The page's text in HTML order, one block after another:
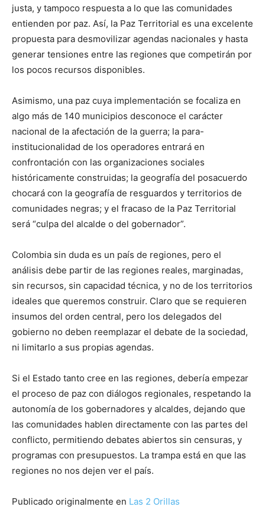
justa, y tampoco respuesta a lo que las comunidades
entienden por paz. Así, la Paz Territorial es una excelente
propuesta para desmovilizar agendas nacionales y hasta
generar tensiones entre las regiones que competirán por
los pocos recursos disponibles.
Asimismo, una paz cuya implementación se focaliza en
algo más de 140 municipios desconoce el carácter
nacional de la afectación de la guerra; la para-
institucionalidad de los operadores entrará en
confrontación con las organizaciones sociales
históricamente construidas; la geografía del posacuerdo
chocará con la geografía de resguardos y territorios de
comunidades negras; y el fracaso de la Paz Territorial
será “culpa del alcalde o del gobernador”.
Colombia sin duda es un país de regiones, pero el
análisis debe partir de las regiones reales, marginadas,
sin recursos, sin capacidad técnica, y no de los territorios
ideales que queremos construir. Claro que se requieren
insumos del orden central, pero los delegados del
gobierno no deben reemplazar el debate de la sociedad,
ni limitarlo a sus propias agendas.
Si el Estado tanto cree en las regiones, debería empezar
el proceso de paz con diálogos regionales, respetando la
autonomía de los gobernadores y alcaldes, dejando que
las comunidades hablen directamente con las partes del
conflicto, permitiendo debates abiertos sin censuras, y
programas con presupuestos. La trampa está en que las
regiones no nos dejen ver el país.
Publicado originalmente en Las 2 Orillas